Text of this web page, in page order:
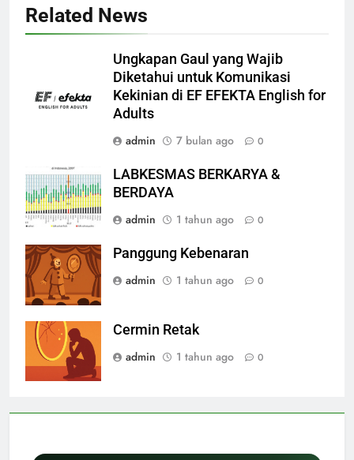
Related News
Ungkapan Gaul yang Wajib
Diketahui untuk Komunikasi
Kekinian di EF EFEKTA English for
Adults
admin
7 bulan ago 0
LABKESMAS BERKARYA &
BERDAYA
admin
1 tahun ago 0
Panggung Kebenaran
admin
1 tahun ago 0
Cermin Retak
admin
1 tahun ago 0